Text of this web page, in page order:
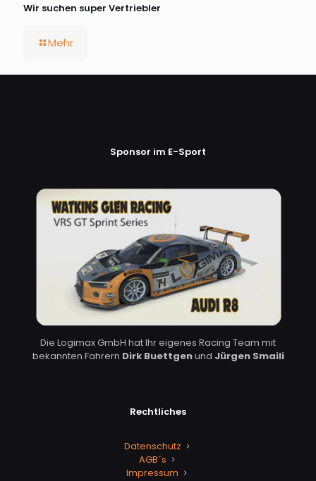
Wir suchen super Vertriebler
Mehr
Sponsor im E-Sport
Die Logimax GmbH hat Ihr eigenes Racing Team mit
bekannten Fahrern Dirk Buettgenund Jürgen Smaili
Rechtliches
Datenschutz
AGB´s
Impressum